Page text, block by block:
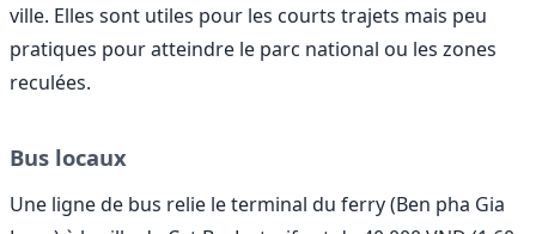
ville. Elles sont utiles pour les courts trajets mais peu
pratiques pour atteindre le parc national ou les zones
reculées.
Bus locaux
Une ligne de bus relie le terminal du ferry (Ben pha Gia